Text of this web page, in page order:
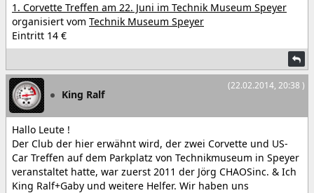
1. Corvette Treffen am 22. Juni im Technik Museum Speyer
organisiert vom Technik Museum Speyer
Eintritt 14 €
(22.02.2014, 20:38 )
King Ralf
Hallo Leute !
Der Club der hier erwähnt wird, der zwei Corvette und US-
Car Treffen auf dem Parkplatz von Technikmuseum in Speyer
veranstaltet hatte, war zuerst 2011 der Jörg CHAOSinc. & Ich
King Ralf+Gaby und weitere Helfer. Wir haben uns